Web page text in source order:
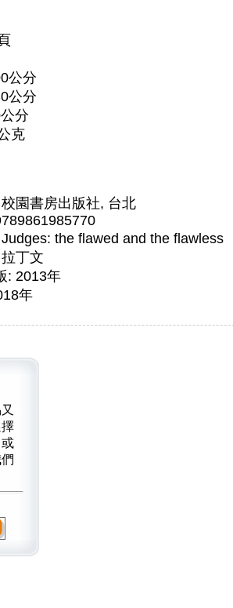
公分
公分
分
克
園書房出版社, 台北
the flawed and the flawless
丁文
: 2013年
年